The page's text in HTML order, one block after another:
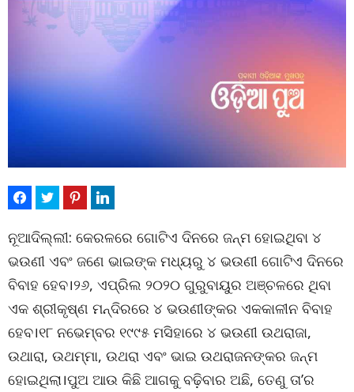
ନୂଆଦିଲ୍ଲୀ: କେରଳରେ ଗୋଟିଏ ଦିନରେ ଜନ୍ମ ହୋଇଥିବା ୪
ଭଉଣୀ ଏବଂ ଜଣେ ଭାଇଙ୍କ ମଧ୍ୟରୁ ୪ ଭଉଣୀ ଗୋଟିଏ ଦିନରେ
ବିବାହ ହେବ।୨୬, ଏପ୍ରିଲ ୨୦୨୦ ଗୁରୁବାୟୁର ଅଞ୍ଚଳରେ ଥିବା
ଏକ ଶ୍ରୀକୃଷ୍ଣ ମନ୍ଦିରରେ ୪ ଭଉଣୀଙ୍କର ଏକକାଳୀନ ବିବାହ
ହେବ।୧୮ ନଭେମ୍ବର ୧୯୯୫ ମସିହାରେ ୪ ଭଉଣୀ ଉଥରାଜା,
ଉଥାରା, ଉଥମ୍ମା, ଉଥରା ଏବଂ ଭାଇ ଉଥରାଜନଙ୍କର ଜନ୍ମ
ହୋଇଥିଲା।ପୁଅ ଆଉ କିଛି ଆଗକୁ ବଢ଼ିବାର ଅଛି, ତେଣୁ ତା’ର